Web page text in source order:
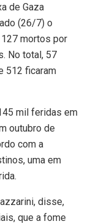
de Gaza
(26/7) o
mortos por
No total, 57
512 ficaram
mil feridas em
outubro de
com a
uma em
disse,
que a fome